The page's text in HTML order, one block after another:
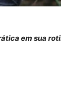
em sua